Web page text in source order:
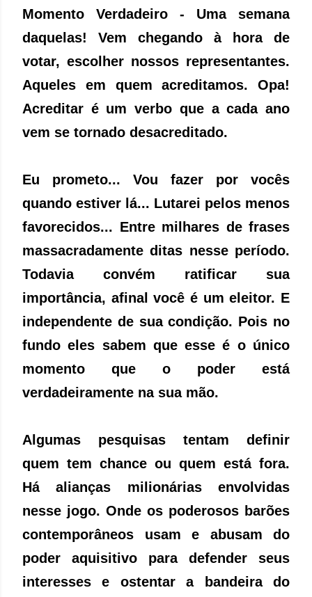
Momento Verdadeiro - Uma semana
daquelas! Vem chegando à hora de
votar, escolher nossos representantes.
Aqueles em quem acreditamos. Opa!
Acreditar é um verbo que a cada ano
vem se tornado desacreditado.
Eu prometo... Vou fazer por vocês
quando estiver lá... Lutarei pelos menos
favorecidos... Entre milhares de frases
massacradamente ditas nesse período.
Todavia convém ratificar sua
importância, afinal você é um eleitor. E
independente de sua condição. Pois no
fundo eles sabem que esse é o único
momento que o poder está
verdadeiramente na sua mão.
Algumas pesquisas tentam definir
quem tem chance ou quem está fora.
Há alianças milionárias envolvidas
nesse jogo. Onde os poderosos barões
contemporâneos usam e abusam do
poder aquisitivo para defender seus
interesses e ostentar a bandeira do